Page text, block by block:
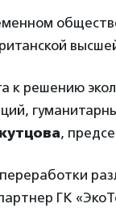
к решению
,
ГК